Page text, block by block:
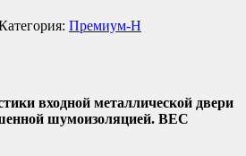
Премиум-Н
входной металлической двери
шумоизоляцией. ВЕС